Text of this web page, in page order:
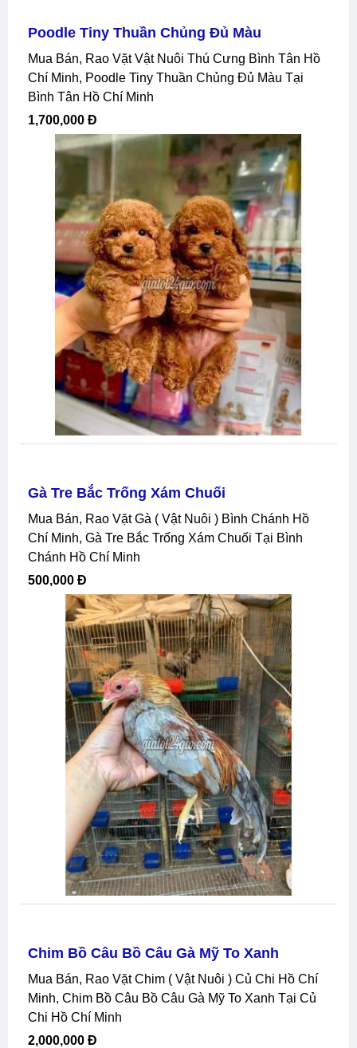
Poodle Tiny Thuần Chủng Đủ Màu
Mua Bán, Rao Vặt Vật Nuôi Thú Cưng Bình Tân Hồ
Chí Minh, Poodle Tiny Thuần Chủng Đủ Màu Tại
Bình Tân Hồ Chí Minh
1,700,000 Đ
Gà Tre Bắc Trống Xám Chuối
Mua Bán, Rao Vặt Gà ( Vật Nuôi ) Bình Chánh Hồ
Chí Minh, Gà Tre Bắc Trống Xám Chuối Tại Bình
Chánh Hồ Chí Minh
500,000 Đ
Chim Bồ Câu Bồ Câu Gà Mỹ To Xanh
Mua Bán, Rao Vặt Chim ( Vật Nuôi ) Củ Chi Hồ Chí
Minh, Chim Bồ Câu Bồ Câu Gà Mỹ To Xanh Tại Củ
Chi Hồ Chí Minh
2,000,000 Đ